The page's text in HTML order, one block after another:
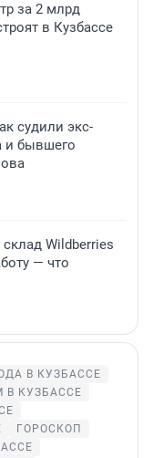
за 2 млрд
в Кузбассе
судили экс-
и бывшего
Wildberries
— что
В КУЗБАССЕ
В КУЗБАССЕ
ГОРОСКОП